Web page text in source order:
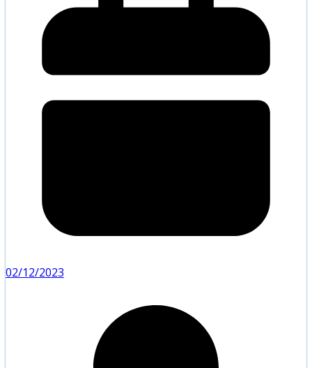
02/12/2023